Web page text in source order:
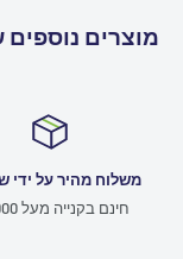
מוצרים נוספים
משלוח מהיר על ידי
חינם בקנייה מעל ₪1,000